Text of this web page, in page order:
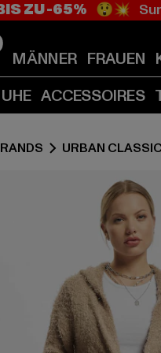
ZU -65% 😲💥
MÄNNER FRAUEN
ACCESSOIRES
URBAN